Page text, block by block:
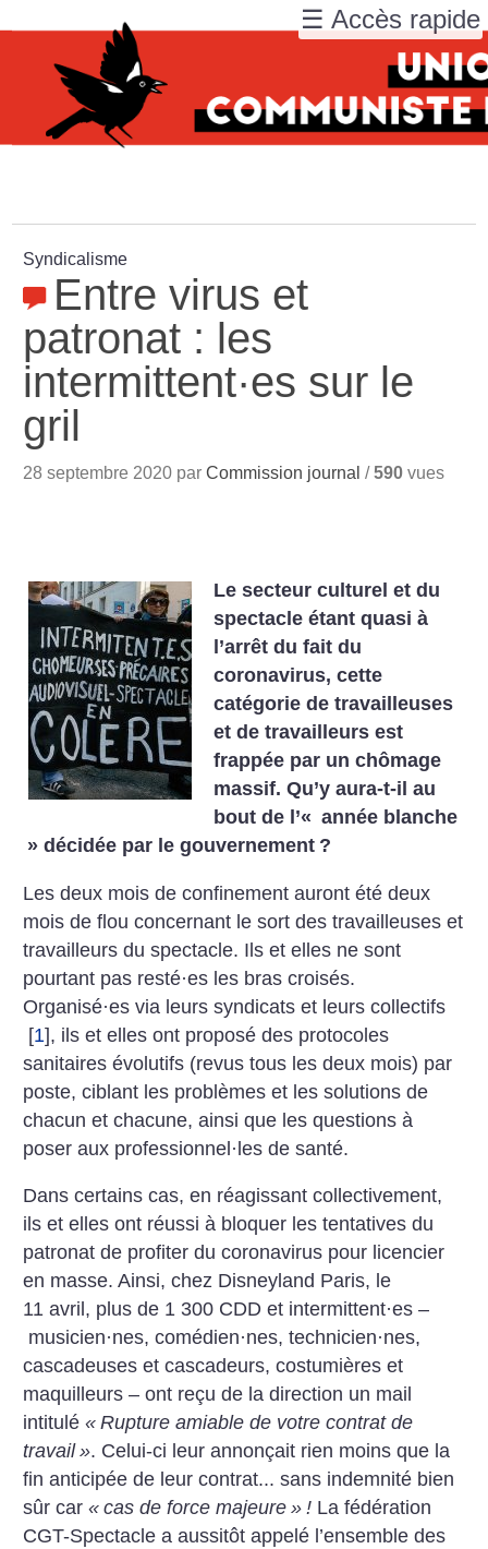
Syndicalisme
Entre virus et
patronat : les
intermittent·es sur le
gril
28 septembre 2020 parCommission journal /590 vues
Le secteur culturel et du
spectacle étant quasi à
l’arrêt dufait du
coronavirus, cette
catégorie de travailleuses
et de ­travailleurs est
frappée par un chômage
massif. Qu’y aura-t-il au
bout de l’« année blanche
» décidée par le gouvernement ?
Les deux mois de confinement auront été deux
mois de flou concernant le sort des travailleuses et
travailleurs du spectacle. Ils et elles ne sont
pourtant pas resté·es les bras croisés.
Organisé·es via leurs syndicats et leurs collectifs
[1], ils et elles ont proposé des protocoles
sanitaires évolutifs (revus tous les deux mois) par
poste, ciblant les problèmes et les solutions de
chacun et chacune, ainsi que les questions à
poser aux professionnel·les de santé.
Dans certains cas, en réagissant collectivement,
ils et elles ont réussi à bloquer les tentatives du
patronat de profiter du corona­virus pour licencier
en masse.Ainsi, chez Disneyland Paris, le
11 avril, plus de 1 300 CDD et intermittent·es –
musicien·nes, comédien·nes, technicien·nes,
cascadeuses et cascadeurs, costumières et
maquilleurs – ont reçu de la direction un mail
intitulé« Rupture amiable de votre contrat de
travail ». Celui-ci leur annonçait rien moins que la
fin anticipée de leur contrat... sans indemnité bien
sûr car« cas de force majeure » ! La fédération
CGT-Spectacle a aussitôt appelé l’ensemble des
☰ Accès rapide